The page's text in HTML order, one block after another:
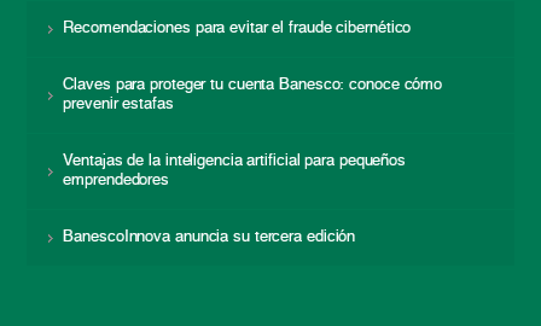
Recomendaciones para evitar el fraude cibernético
Claves para proteger tu cuenta Banesco: conoce cómo
prevenir estafas
Ventajas de la inteligencia artificial para pequeños
emprendedores
BanescoInnova anuncia su tercera edición